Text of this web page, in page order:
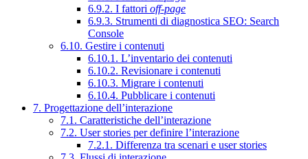
6.9.2. I fattori off-page
6.9.3. Strumenti di diagnostica SEO: Search
Console
6.10. Gestire i contenuti
6.10.1. L’inventario dei contenuti
6.10.2. Revisionare i contenuti
6.10.3. Migrare i contenuti
6.10.4. Pubblicare i contenuti
7. Progettazione dell’interazione
7.1. Caratteristiche dell’interazione
7.2. User stories per definire l’interazione
7.2.1. Differenza tra scenari e user stories